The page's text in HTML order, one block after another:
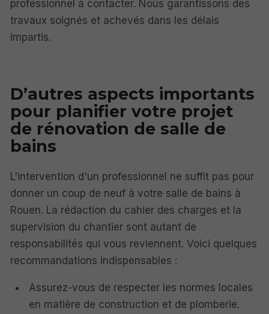
professionnel à contacter. Nous garantissons des
travaux soignés et achevés dans les délais
impartis.
D’autres aspects importants
pour planifier votre projet
de rénovation de salle de
bains
L'intervention d'un professionnel ne suffit pas pour
donner un coup de neuf à votre salle de bains à
Rouen. La rédaction du cahier des charges et la
supervision du chantier sont autant de
responsabilités qui vous reviennent. Voici quelques
recommandations indispensables :
Assurez-vous de respecter les normes locales
en matière de construction et de plomberie.